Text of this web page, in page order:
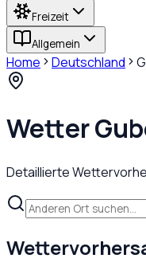
Freizeit
Allgemein
Home Deutschland
Wetter
Detaillierte